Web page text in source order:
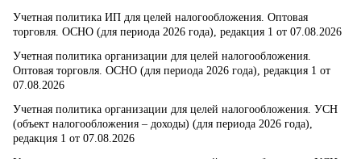
Учетная политика ИП для целей налогообложения. Оптовая
торговля. ОСНО (для периода 2026 года), редакция 1 от 07.08.2026
Учетная политика организации для целей налогообложения.
Оптовая торговля. ОСНО (для периода 2026 года), редакция 1 от
07.08.2026
Учетная политика организации для целей налогообложения. УСН
(объект налогообложения – доходы) (для периода 2026 года),
редакция 1 от 07.08.2026